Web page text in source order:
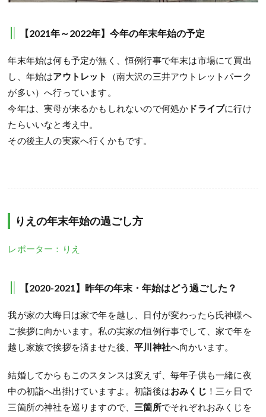
【2021年～2022年】今年の年末年始の予定
年末年始は何も予定が無く、恒例行事で年末は市場にて買出
し、年始はアウトレット
（南大沢の三井アウトレットパーク
が多い）へ行っています。
今年は、実母が来るかもしれないので何処か ドライブに行け
たらいいなと考え中。
その後主人の実家へ行くかもです。
りえの年末年始の過ごし方
レポーター：りえ
【2020-2021】昨年の年末・年始はどう過ごした？
我が家の大晦日は家で年を越し、日付が変わったら氏神様へ
ご挨拶に向かいます。私の実家の恒例行事でして、家で年を
越し家族で挨拶を済ませた後、平川神社へ向かいます。
結婚してからもこのスタンスは変えず、毎年子供も一緒に夜
中の初詣へ出掛けていますよ。初詣後はおみくじ ！ 三ヶ日で
三箇所の神社を巡りますので、 三箇所でそれぞれおみくじを